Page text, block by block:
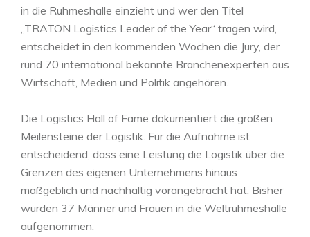
in die Ruhmeshalle einzieht und wer den Titel
„TRATON Logistics Leader of the Year“ tragen wird,
entscheidet in den kommenden Wochen die Jury, der
rund 70 international bekannte Branchenexperten aus
Wirtschaft, Medien und Politik angehören.
Die Logistics Hall of Fame dokumentiert die großen
Meilensteine der Logistik. Für die Aufnahme ist
entscheidend, dass eine Leistung die Logistik über die
Grenzen des eigenen Unternehmens hinaus
maßgeblich und nachhaltig vorangebracht hat. Bisher
wurden 37 Männer und Frauen in die Weltruhmeshalle
aufgenommen.